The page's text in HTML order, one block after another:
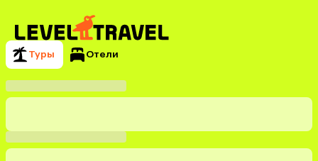
Туры Отели